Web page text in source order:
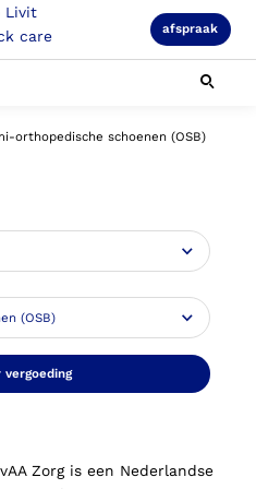
afspraak
orthopedische schoenen (OSB)
vergoeding
Zorg is een Nederlandse